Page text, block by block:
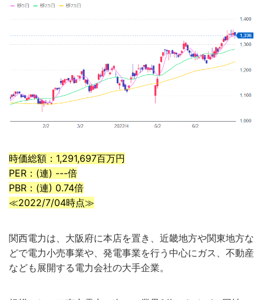
時価総額：1,291,697百万円
PER：(連) ---倍
PBR：(連) 0.74倍
≪2022/7/04時点≫
関西電力は、大阪府に本店を置き、近畿地方や関東地方な
どで電力小売事業や、発電事業を行う中心にガス、不動産
なども展開する電力会社の大手企業。